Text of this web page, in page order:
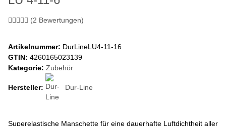
(2 Bewertungen)
Artikelnummer: DurLineLU4-11-16
GTIN: 4260165023139
Kategorie: Zubehör
Hersteller: Dur-Line
Superelastische Manschette für eine dauerhafte Luftdichtheit aller